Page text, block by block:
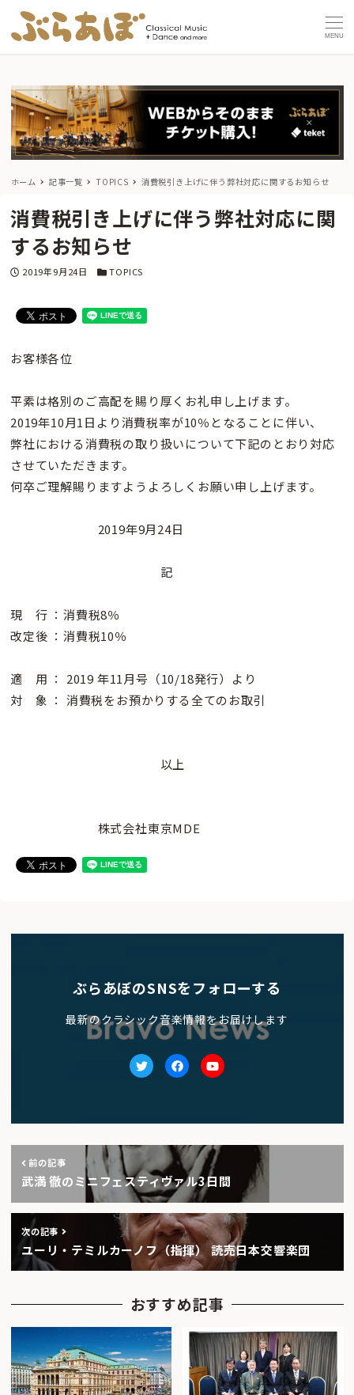
MENU
ホーム 記事一覧 TOPICS 消費税引き上げに伴う弊社対応に関するお知らせ
消費税引き上げに伴う弊社対応に関
するお知らせ
投稿日
2019年9月24日 カテゴリー
TOPICS
お客様各位
平素は格別のご高配を賜り厚くお礼申し上げます。
2019年10月1日より消費税率が10％となることに伴い、
弊社における消費税の取り扱いについて下記のとおり対応
させていただきます。
何卒ご理解賜りますようよろしくお願い申し上げます。
2019年9月24日
記
現 行 ：消費税8％
改定後 ：消費税10％
適 用 ： 2019 年11月号（10/18発行）より
対 象 ： 消費税をお預かりする全てのお取引
以上
株式会社東京MDE
ぶらあぼのSNSをフォローする
最新のクラシック音楽情報をお届けします
TwitterfacebookYoutube
前の記事
武満 徹のミニフェスティヴァル3日間
次の記事
ユーリ・テミルカーノフ（指揮） 読売日本交響楽団
おすすめ記事